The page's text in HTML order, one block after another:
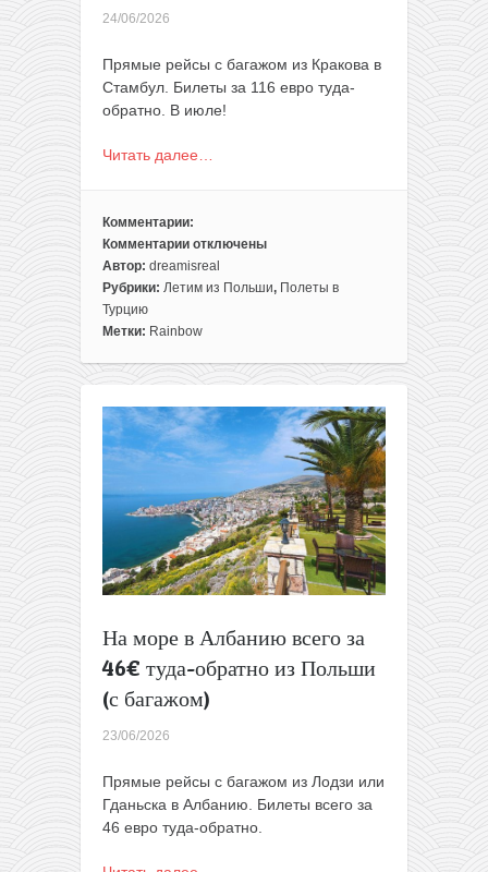
24/06/2026
Прямые рейсы с багажом из Кракова в
Стамбул. Билеты за 116 евро туда-
обратно. В июле!
Читать далее…
Комментарии:
Комментарии
к
записи
Прямые
рейсы
Польши
Стамбул
за
116€
обратно
(с
багажом!)
отключены
Автор: dreamisreal
Рубрики: Летим из Польши, Полеты в
Турцию
Метки: Rainbow
На море в Албанию всего за
46€ туда-обратно из Польши
(с багажом)
23/06/2026
Прямые рейсы с багажом из Лодзи или
Гданьска в Албанию. Билеты всего за
46 евро туда-обратно.